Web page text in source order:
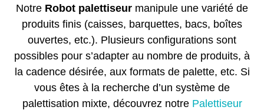
Notre Robot palettiseur manipule une variété de
produits finis (caisses, barquettes, bacs, boîtes
ouvertes, etc.). Plusieurs configurations sont
possibles pour s’adapter au nombre de produits, à
la cadence désirée, aux formats de palette, etc. Si
vous êtes à la recherche d’un système de
palettisation mixte, découvrez notre Palettiseur